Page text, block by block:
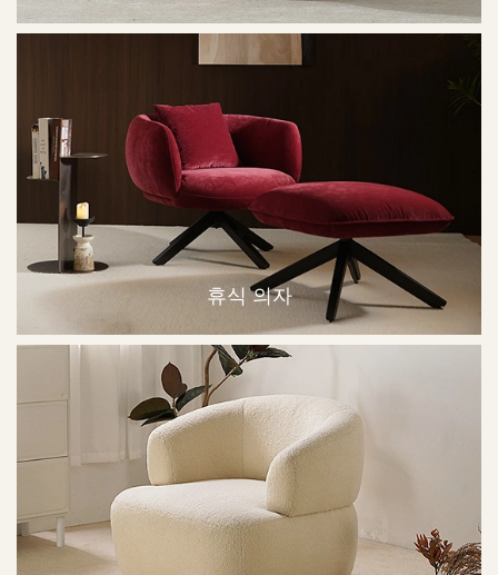
휴식 의자